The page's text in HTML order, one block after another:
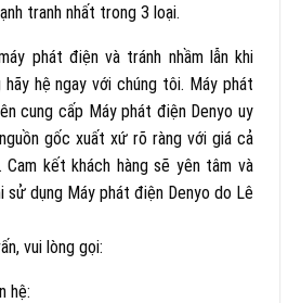
tranh nhất trong 3 loại.
phát điện và tránh nhầm lẫn khi
hãy hệ ngay với chúng tôi. Máy phát
cung cấp Máy phát điện Denyo uy
gốc xuất xứ rõ ràng với giá cả
Cam kết khách hàng sẽ yên tâm và
sử dụng Máy phát điện Denyo do Lê
vui lòng gọi:
hệ: